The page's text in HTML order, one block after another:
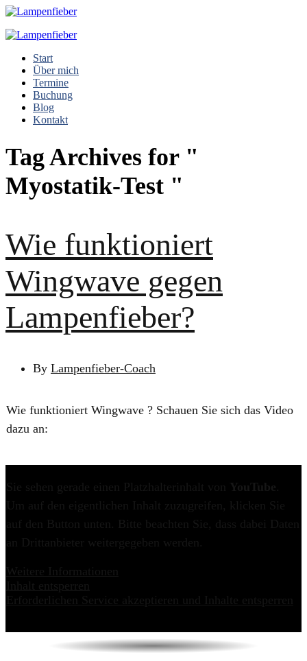
Start
Über mich
Termine
Buchung
Blog
Kontakt
Tag Archives for "
Myostatik-Test "
Wie funktioniert
Wingwave gegen
Lampenfieber?
By Lampenfieber-Coach
Wie funktioniert Wingwave ? Schauen Sie sich das Video
dazu an: